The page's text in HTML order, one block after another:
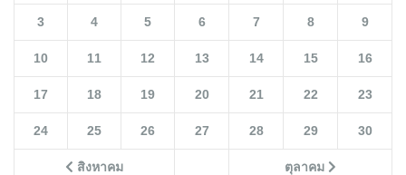
สิงหาคม ตุลาคม
3 4 5 6 7 8 9
10 11 12 13 14 15 16
17 18 19 20 21 22 23
24 25 26 27 28 29 30